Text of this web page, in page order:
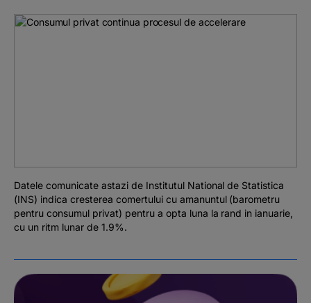
Pentru antreprenori
Banking, pe relaxare
Datele comunicate astazi de Institutul National de Statistica
(INS) indica cresterea comertului cu amanuntul (barometru
pentru consumul privat) pentru a opta luna la rand in ianuarie,
cu un ritm lunar de 1.9%.